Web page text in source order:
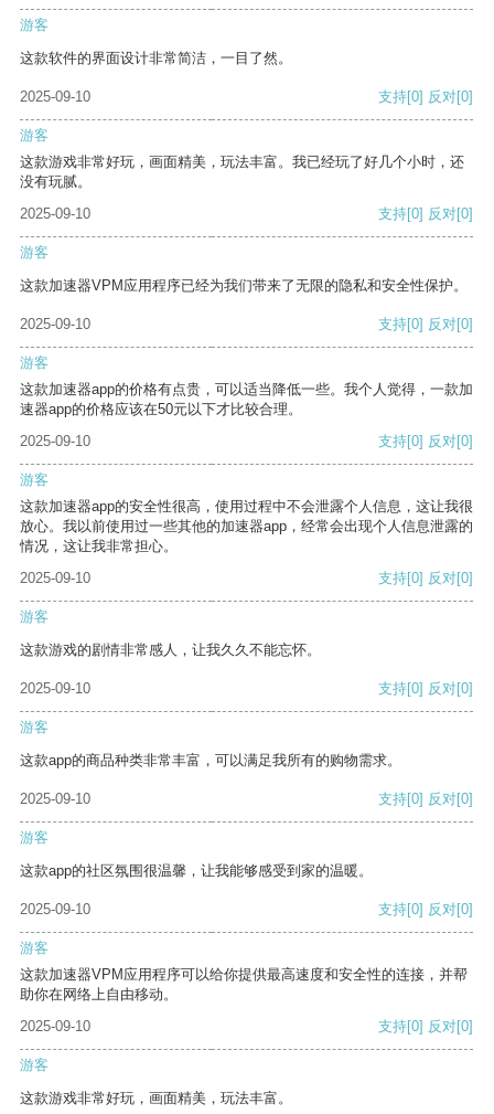
游客
这款软件的界面设计非常简洁，一目了然。
2025-09-10 支持[0] 反对[0]
游客
这款游戏非常好玩，画面精美，玩法丰富。我已经玩了好几个小时，还
没有玩腻。
2025-09-10
支持[0] 反对[0]
游客
这款加速器VPM应用程序已经为我们带来了无限的隐私和安全性保护。
2025-09-10 支持[0] 反对[0]
游客
这款加速器app的价格有点贵，可以适当降低一些。我个人觉得，一款加
速器app的价格应该在50元以下才比较合理。
2025-09-10
支持[0] 反对[0]
游客
这款加速器app的安全性很高，使用过程中不会泄露个人信息，这让我很
放心。我以前使用过一些其他的加速器app，经常会出现个人信息泄露的
情况，这让我非常担心。
2025-09-10
支持[0] 反对[0]
游客
这款游戏的剧情非常感人，让我久久不能忘怀。
2025-09-10 支持[0] 反对[0]
游客
这款app的商品种类非常丰富，可以满足我所有的购物需求。
2025-09-10 支持[0] 反对[0]
游客
这款app的社区氛围很温馨，让我能够感受到家的温暖。
2025-09-10 支持[0] 反对[0]
游客
这款加速器VPM应用程序可以给你提供最高速度和安全性的连接，并帮
助你在网络上自由移动。
2025-09-10
支持[0] 反对[0]
游客
这款游戏非常好玩，画面精美，玩法丰富。